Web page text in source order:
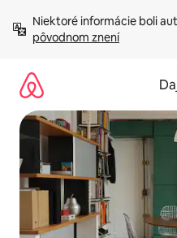
obsah.
Niektoré informácie boli
pôvodnom znení